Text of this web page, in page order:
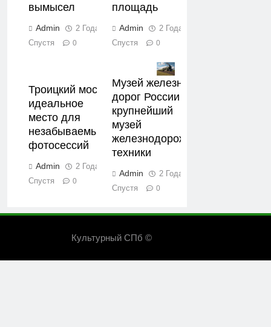
вымысел
Admin
2 Года
Спустя
0
площадь
Admin
2 Года
Спустя
0
Троицкий мост
идеальное
место для
незабываемых
фотосессий
Admin
2 Года
Спустя
0
Музей железных
дорог России
крупнейший
музей
железнодорожной
техники
Admin
2 Года
Спустя
0
Культурный СПб ©